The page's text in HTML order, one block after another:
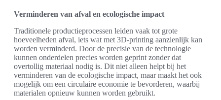
Verminderen van afval en ecologische impact
Traditionele productieprocessen leiden vaak tot grote
hoeveelheden afval, iets wat met 3D-printing aanzienlijk kan
worden verminderd. Door de precisie van de technologie
kunnen onderdelen precies worden geprint zonder dat
overtollig materiaal nodig is. Dit niet alleen helpt bij het
verminderen van de ecologische impact, maar maakt het ook
mogelijk om een circulaire economie te bevorderen, waarbij
materialen opnieuw kunnen worden gebruikt.